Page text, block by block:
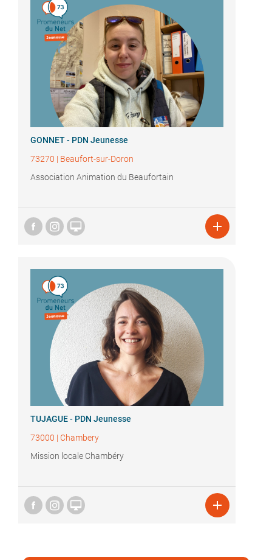
GONNET - PDN Jeunesse
73270 | Beaufort-sur-Doron
Association Animation du Beaufortain
 
TUJAGUE - PDN Jeunesse
73000 | Chambery
Mission locale Chambéry
 